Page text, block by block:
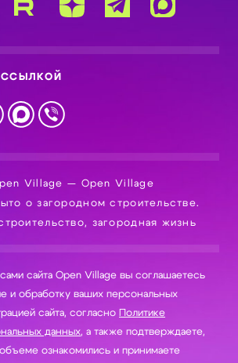
Village — Open Village
о загородном строительстве.
загородная жизнь
сайта Open Village вы соглашаетесь
сайта, согласно Политике
данных, а также подтверждаете,
ознакомились и принимаете